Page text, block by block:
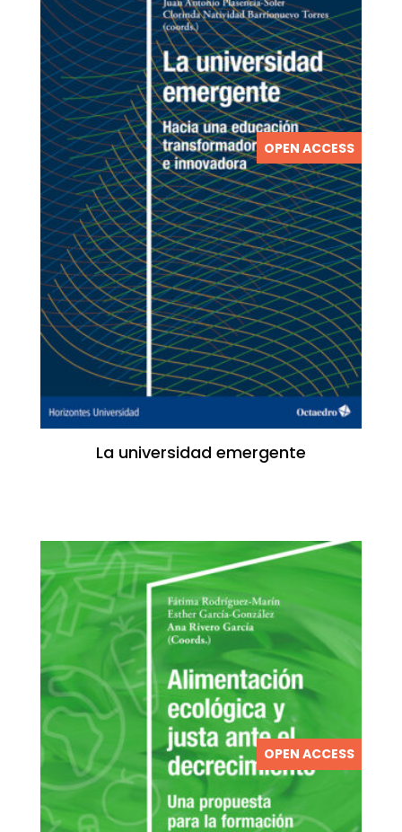
OPEN ACCESS
La universidad emergente
OPEN ACCESS